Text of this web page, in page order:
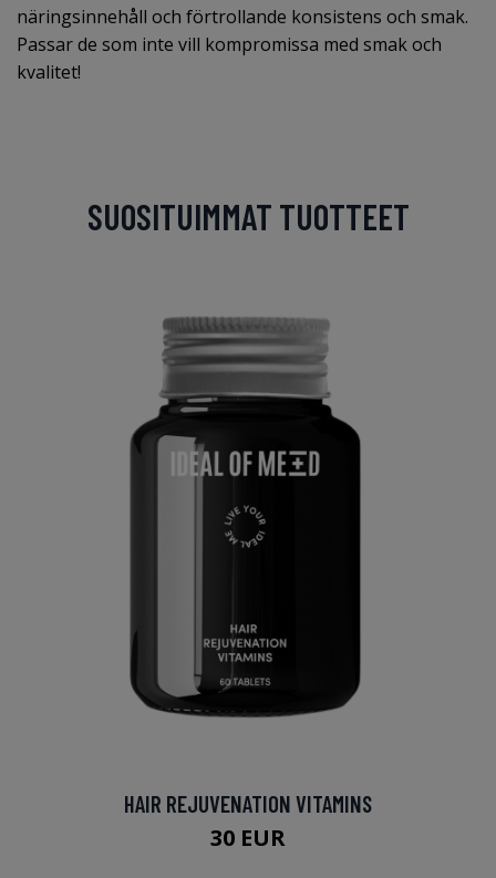
näringsinnehåll och förtrollande konsistens och smak.
Passar de som inte vill kompromissa med smak och
kvalitet!
SUOSITUIMMAT TUOTTEET
HAIR REJUVENATION VITAMINS
30 EUR